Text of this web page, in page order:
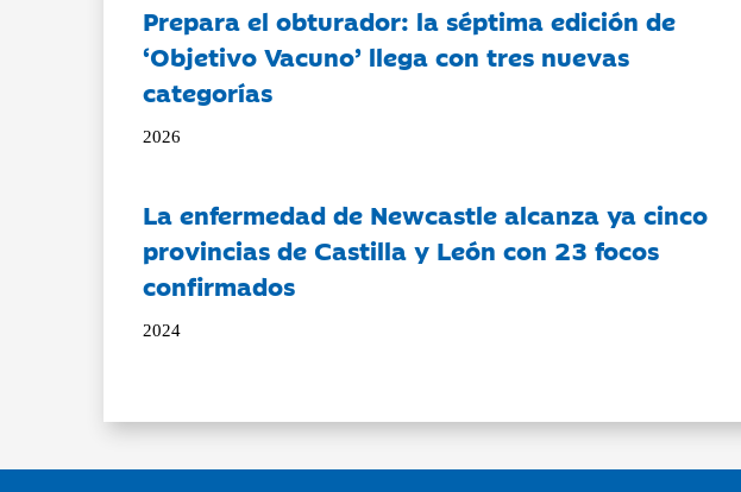
Prepara el obturador: la séptima edición de
‘Objetivo Vacuno’ llega con tres nuevas
categorías
2026
La enfermedad de Newcastle alcanza ya cinco
provincias de Castilla y León con 23 focos
confirmados
2024